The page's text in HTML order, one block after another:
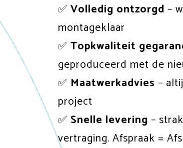
✅ Volledig ontzorgd –
montageklaar
✅ Topkwaliteit
geproduceerd met de
✅ Maatwerkadvies –
project
✅ Snelle levering –
vertraging. Afspraak =